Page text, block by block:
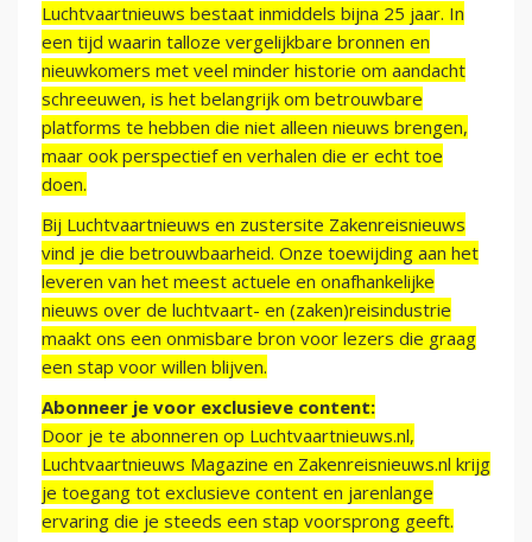
Luchtvaartnieuws bestaat inmiddels bijna 25 jaar. In
een tijd waarin talloze vergelijkbare bronnen en
nieuwkomers met veel minder historie om aandacht
schreeuwen, is het belangrijk om betrouwbare
platforms te hebben die niet alleen nieuws brengen,
maar ook perspectief en verhalen die er echt toe
doen.
Bij Luchtvaartnieuws en zustersite Zakenreisnieuws
vind je die betrouwbaarheid. Onze toewijding aan het
leveren van het meest actuele en onafhankelijke
nieuws over de luchtvaart- en (zaken)reisindustrie
maakt ons een onmisbare bron voor lezers die graag
een stap voor willen blijven.
Abonneer je voor exclusieve content:
Door je te abonneren op Luchtvaartnieuws.nl,
Luchtvaartnieuws Magazine en Zakenreisnieuws.nl krijg
je toegang tot exclusieve content en jarenlange
ervaring die je steeds een stap voorsprong geeft.